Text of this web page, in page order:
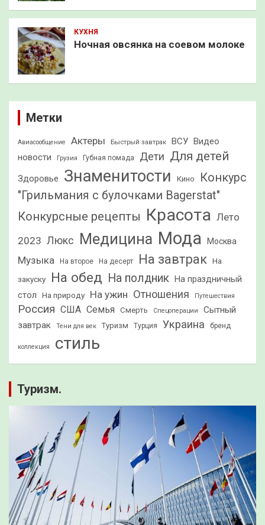
КУХНЯ
Ночная овсянка на соевом молоке
Метки
Авиасообщение Актеры Быстрый завтрак ВСУ Видео
новости
Грузия Губная помада Дети Для детей
Здоровье Знаменитости Кино
Конкурс
"Грильмания с булочками Bagerstat"
Конкурсные рецепты Красота Лето
2023 Люкс Медицина Мода Москва
Музыка На второе На десерт На завтрак На
закуску На обед На полдник На праздничный
стол
На природу На ужин Отношения Путешествия
Россия США Семья Смерть Спецоперации
Сытный
завтрак
Тени для век Туризм Турция Украина бренд
коллекция стиль
Туризм.